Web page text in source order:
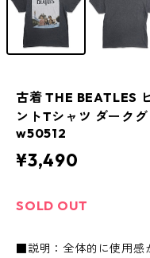
古着 THE BEATLES
ントTシャツ ダーク
w50512
¥3,490
SOLD OUT
■説明：全体的に使用感